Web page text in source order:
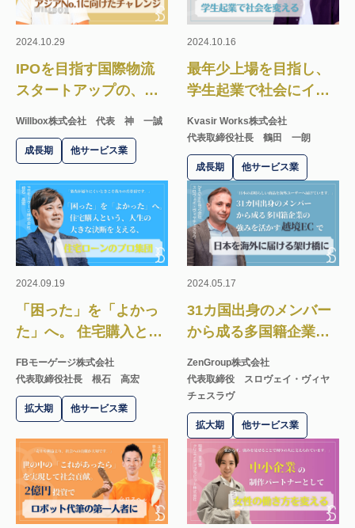
2024.10.29
IPOを目指す国際物流
スタートアップの、ア
ジアNo.1に向けたチャ
Willbox株式会社 代表 神 一誠
成長期 他サービス業
2024.10.16
最年少上場を目指し、
学生起業で社会にイン
パクトを与える
Kvasir Works株式会社
代表取締役社長 鶴田 一朗
成長期 他サービス業
2024.09.19
「困った」を「よかっ
た」へ。 住宅購入とい
支える住宅ローンのプ
ロ集団。
FBモーゲージ株式会社
代表取締役社長 根石 高宏
拡大期 他サービス業
2024.05.17
31カ国出身のメンバー
から成る多国籍企業の
で、日本を海外に届け
る架け橋に。
ZenGroup株式会社
代表取締役 スロヴェイ・ヴィヤ
チェスラヴ
拡大期 他サービス業